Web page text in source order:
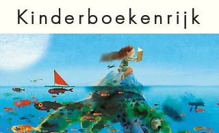
Kinderboekenrijk